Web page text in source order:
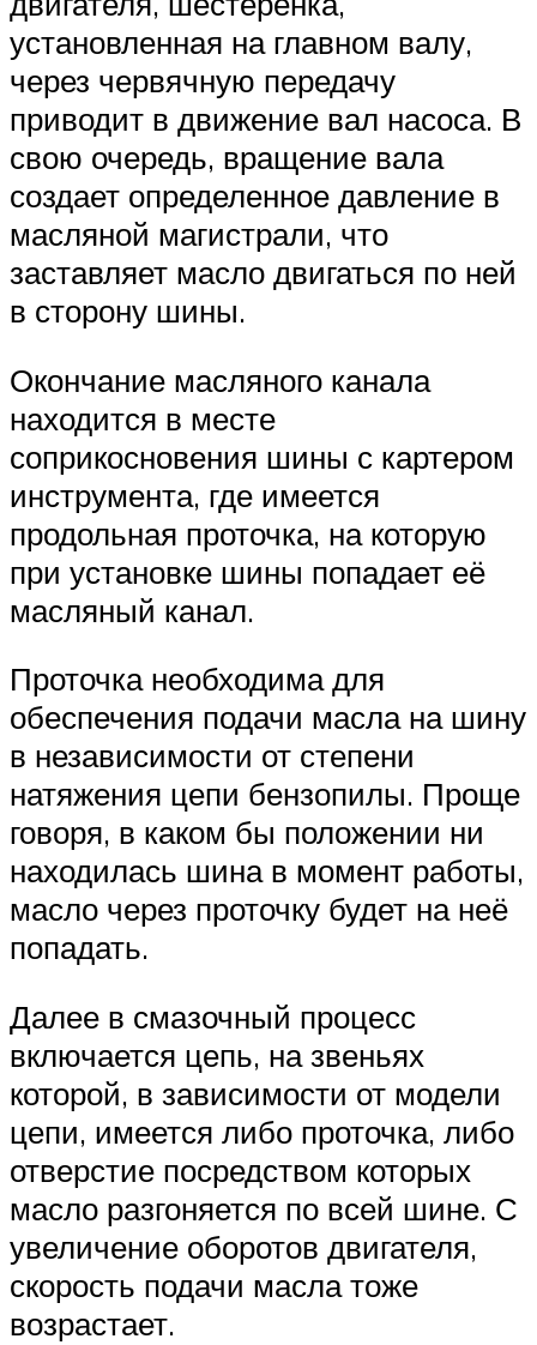
установленная на главном валу,
через червячную передачу
приводит в движение вал насоса. В
свою очередь, вращение вала
создает определенное давление в
масляной магистрали, что
заставляет масло двигаться по ней
в сторону шины.
Окончание масляного канала
находится в месте
соприкосновения шины с картером
инструмента, где имеется
продольная проточка, на которую
при установке шины попадает её
масляный канал.
Проточка необходима для
обеспечения подачи масла на шину
в независимости от степени
натяжения цепи бензопилы. Проще
говоря, в каком бы положении ни
находилась шина в момент работы,
масло через проточку будет на неё
попадать.
Далее в смазочный процесс
включается цепь, на звеньях
которой, в зависимости от модели
цепи, имеется либо проточка, либо
отверстие посредством которых
масло разгоняется по всей шине. С
увеличение оборотов двигателя,
скорость подачи масла тоже
возрастает.